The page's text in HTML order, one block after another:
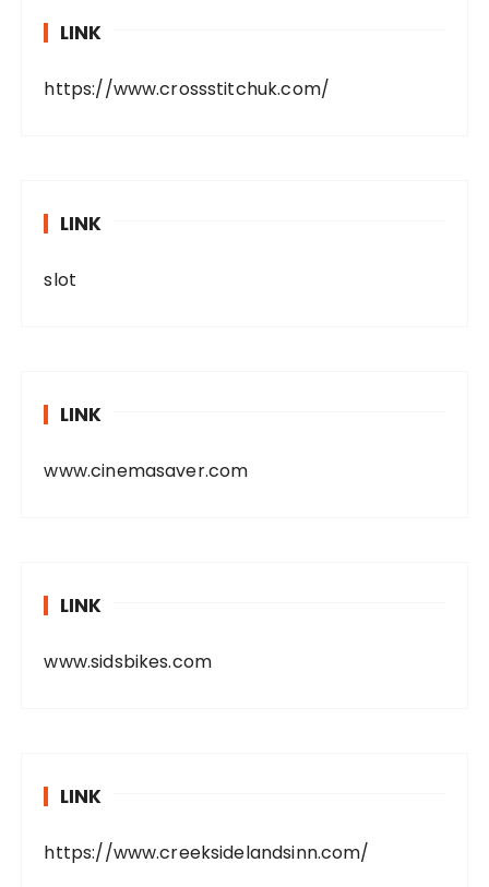
LINK
https://www.crossstitchuk.com/
LINK
slot
LINK
www.cinemasaver.com
LINK
www.sidsbikes.com
LINK
https://www.creeksidelandsinn.com/